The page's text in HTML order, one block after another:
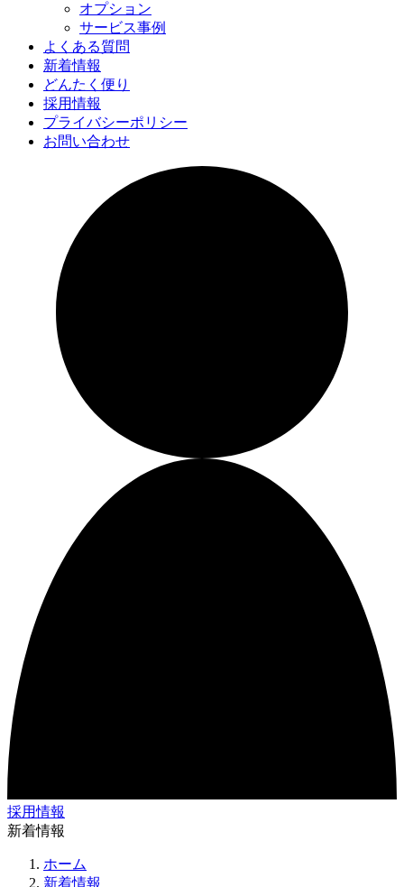
オプション
サービス事例
よくある質問
新着情報
どんたく便り
採用情報
プライバシーポリシー
お問い合わせ
採用情報
新着情報
ホーム
新着情報